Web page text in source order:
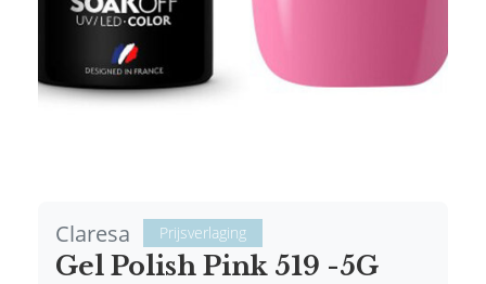
Claresa Prijsverlaging
Gel Polish Pink 519 -5G